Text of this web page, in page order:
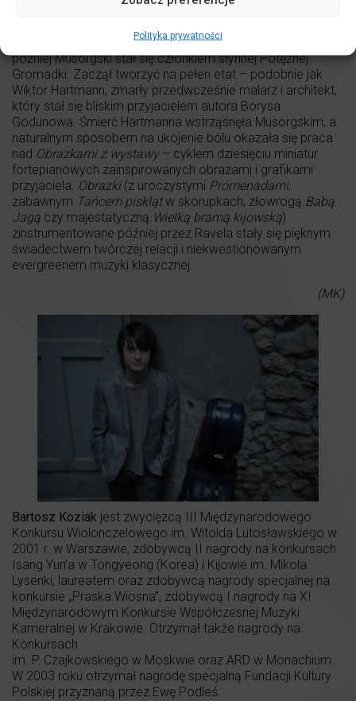
Polityka prywatności
gwardyjskich podchorążych w Petersburgu. Nie kazał
później doszło do jego pożegnania z wojskiem. Niewiele
później Musorgski stał się członkiem słynnej Potężnej
Gromadki. Zaczął tworzyć na pełen etat – podobnie jak
Wiktor Hartmann, zmarły przedwcześnie malarz i architekt,
który stał się bliskim przyjacielem autora Borysa
Godunowa. Śmierć Hartmanna wstrząsnęła Musorgskim, a
naturalnym sposobem na ukojenie bólu okazała się praca
nad Obrazkami z wystawy– cyklem dziesięciu miniatur
fortepianowych zainspirowanych obrazami i grafikami
przyjaciela. Obrazki(z uroczystymi Promenadami,
zabawnym Tańcem pisklątw skorupkach, złowrogą Babą
Jagą czy majestatyczną Wielką bramą kijowską)
zinstrumentowane później przez Ravela stały się pięknym
świadectwem twórczej relacji i niekwestionowanym
evergreenem muzyki klasycznej.
(MK)
Bartosz Koziak jest zwycięzcą III Międzynarodowego
Konkursu Wiolonczelowego im. Witolda Lutosławskiego w
2001 r. w Warszawie, zdobywcą II nagrody na konkursach
Isang Yun’a w Tongyeong (Korea) i Kijowie im. Mikola
Lysenki, laureatem oraz zdobywcą nagrody specjalnej na
konkursie „Praska Wiosna”, zdobywcą I nagrody na XI
Międzynarodowym Konkursie Współczesnej Muzyki
Kameralnej w Krakowie. Otrzymał także nagrody na
Konkursach
im. P. Czajkowskiego w Moskwie oraz ARD w Monachium.
W 2003 roku otrzymał nagrodę specjalną Fundacji Kultury
Polskiej przyznaną przez Ewę Podleś.